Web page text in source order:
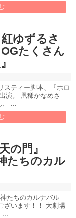
ゆずるさ
たくさん
スティー脚本、『ホロ
演。 凰稀かなめさ
...
の門』
たちのカル
たちのカルナバル
ざいます！！ 大劇場